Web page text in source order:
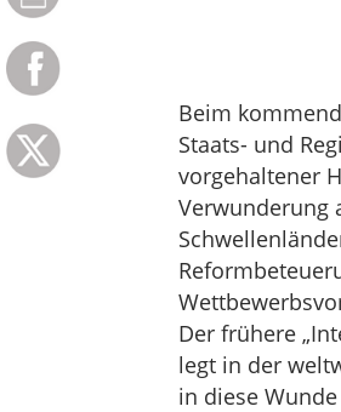
Beim
Staats- und
vorgehaltener
Verwunderung
Der frühere
legt in der
in diese